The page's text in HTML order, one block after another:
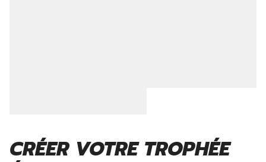
CRÉER VOTRE TROPHÉE